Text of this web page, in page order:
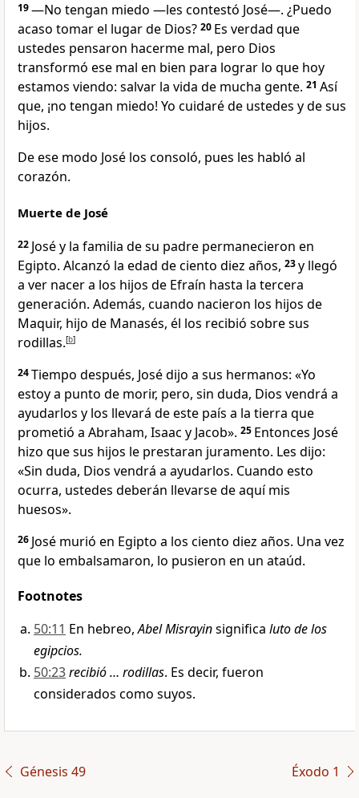
19—No tengan miedo —les contestó José—. ¿Puedo
acaso tomar el lugar de Dios? 20 Es verdad que
ustedes pensaron hacerme mal, pero Dios
transformó ese mal en bien para lograr lo que hoy
estamos viendo: salvar la vida de mucha gente. 21 Así
que, ¡no tengan miedo! Yo cuidaré de ustedes y de sus
hijos.
De ese modo José los consoló, pues les habló al
corazón.
Muerte de José
22 José y la familia de su padre permanecieron en
Egipto. Alcanzó la edad de ciento diez años, 23y llegó
a ver nacer a los hijos de Efraín hasta la tercera
generación. Además, cuando nacieron los hijos de
Maquir, hijo de Manasés, él los recibió sobre sus
rodillas.[b]
24Tiempo después, José dijo a sus hermanos: «Yo
estoy a punto de morir, pero, sin duda, Dios vendrá a
ayudarlos y los llevará de este país a la tierra que
prometió a Abraham, Isaac y Jacob». 25 Entonces José
hizo que sus hijos le prestaran juramento. Les dijo:
«Sin duda, Dios vendrá a ayudarlos. Cuando esto
ocurra, ustedes deberán llevarse de aquí mis
huesos».
26 José murió en Egipto a los ciento diez años. Una vez
que lo embalsamaron, lo pusieron en un ataúd.
Footnotes
50:11 En hebreo,Abel Misrayinsignifica luto de los
egipcios.
50:23recibió … rodillas. Es decir, fueron
considerados como suyos.
Génesis 49 Éxodo 1